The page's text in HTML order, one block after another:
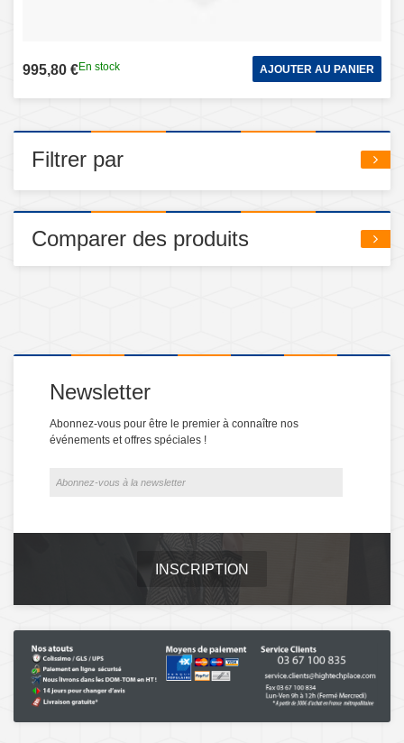
995,80 €En stock AJOUTER AU PANIER
Filtrer par
Comparer des produits
Newsletter
Abonnez-vous pour être le premier à connaître nos
événements et offres spéciales !
INSCRIPTION